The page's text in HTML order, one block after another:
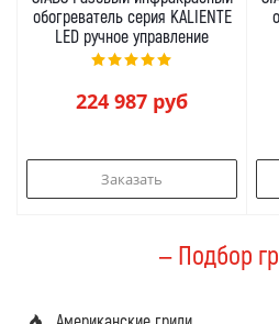
обогреватель серия KALIENTE
LED ручное управление
224 987 руб
Заказать
— Подбор